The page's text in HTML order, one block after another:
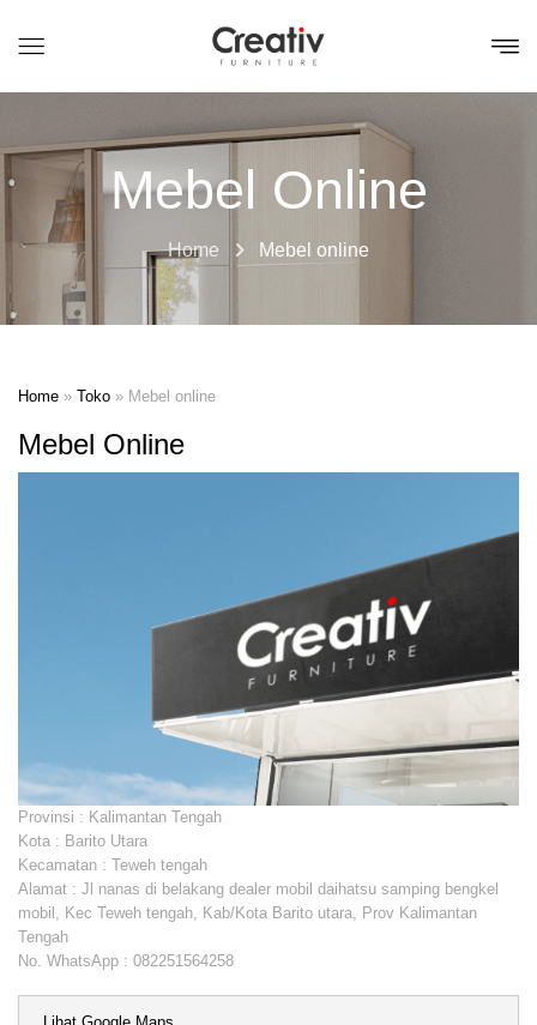
Mebel Online
Home Mebel online
Home » Toko » Mebel online
Mebel Online
Provinsi : Kalimantan Tengah
Kota : Barito Utara
Kecamatan : Teweh tengah
Alamat : Jl nanas di belakang dealer mobil daihatsu samping bengkel
mobil, Kec Teweh tengah, Kab/Kota Barito utara, Prov Kalimantan
Tengah
No. WhatsApp : 082251564258